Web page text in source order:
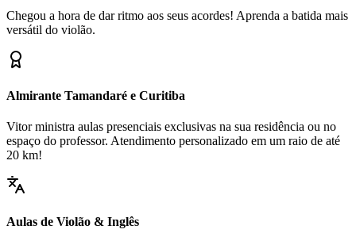
Chegou a hora de dar ritmo aos seus acordes! Aprenda a batida mais
versátil do violão.
Almirante Tamandaré e Curitiba
Vitor ministra aulas presenciais exclusivas na sua residência ou no
espaço do professor. Atendimento personalizado em um raio de até
20 km!
Aulas de Violão & Inglês